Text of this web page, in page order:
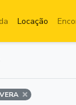
Locação